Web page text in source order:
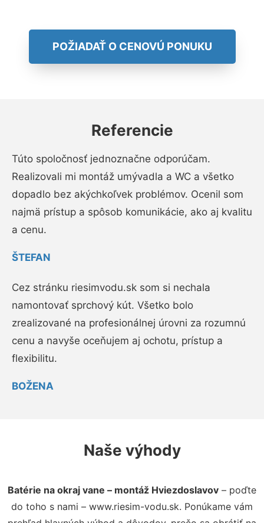
POŽIADAŤ O CENOVÚ PONUKU
Referencie
Túto spoločnosť jednoznačne odporúčam.
Realizovali mi montáž umývadla a WC a všetko
dopadlo bez akýchkoľvek problémov. Ocenil som
najmä prístup a spôsob komunikácie, ako aj kvalitu
a cenu.
ŠTEFAN
Cez stránku riesimvodu.sk som si nechala
namontovať sprchový kút. Všetko bolo
zrealizované na profesionálnej úrovni za rozumnú
cenu a navyše oceňujem aj ochotu, prístup a
flexibilitu.
BOŽENA
Naše výhody
Batérie na okraj vane – montáž Hviezdoslavov – poďte
do toho s nami – www.riesim-vodu.sk. Ponúkame vám